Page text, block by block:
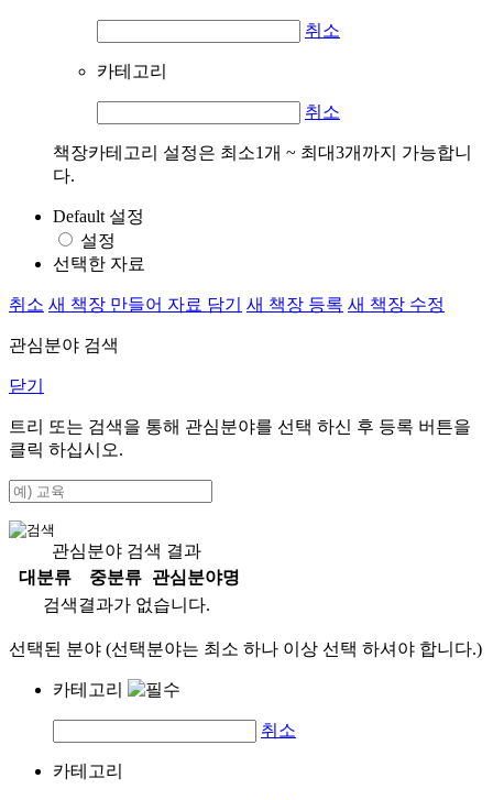
취소
카테고리
취소
책장카테고리 설정은 최소1개 ~ 최대3개까지 가능합니
다.
Default 설정
설정
선택한 자료
취소 새 책장 만들어 자료 담기 새 책장 등록 새 책장 수정
관심분야 검색
닫기
트리 또는 검색을 통해 관심분야를 선택 하신 후 등록 버튼을
클릭 하십시오.
관심분야 검색 결과
대분류
중분류
관심분야명
검색결과가 없습니다.
선택된 분야 (선택분야는 최소 하나 이상 선택 하셔야 합니다.)
카테고리
취소
카테고리